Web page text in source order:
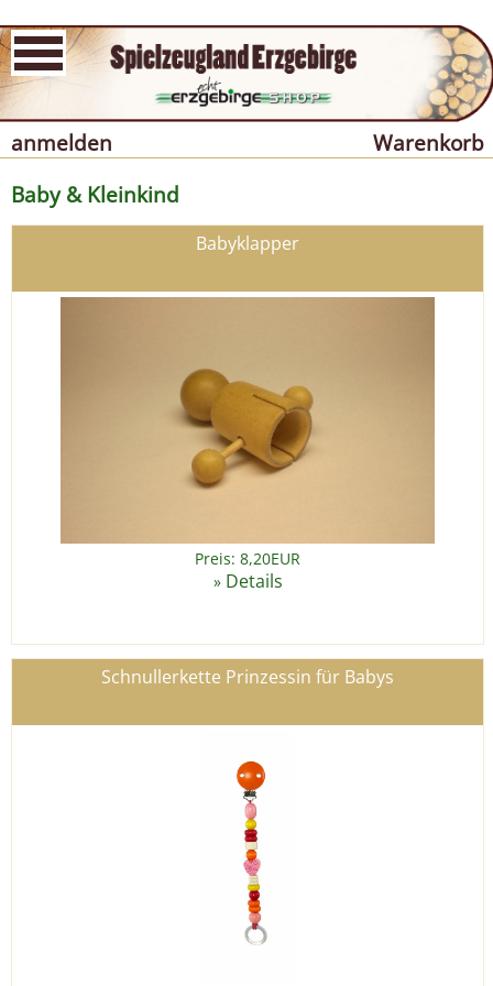
anmelden
Warenkorb
Baby & Kleinkind
Babyklapper
Preis: 8,20EUR
» Details
Schnullerkette Prinzessin für Babys